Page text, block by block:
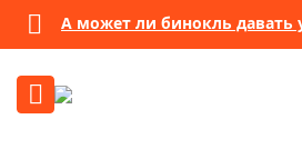
А может ли бинокль давать